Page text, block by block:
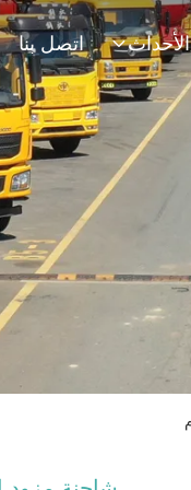
الأحداث اتصل بنا